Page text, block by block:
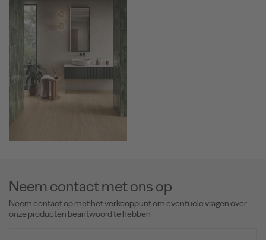
Neem contact met ons op
Neem contact op met het verkooppunt om eventuele vragen over
onze producten beantwoord te hebben